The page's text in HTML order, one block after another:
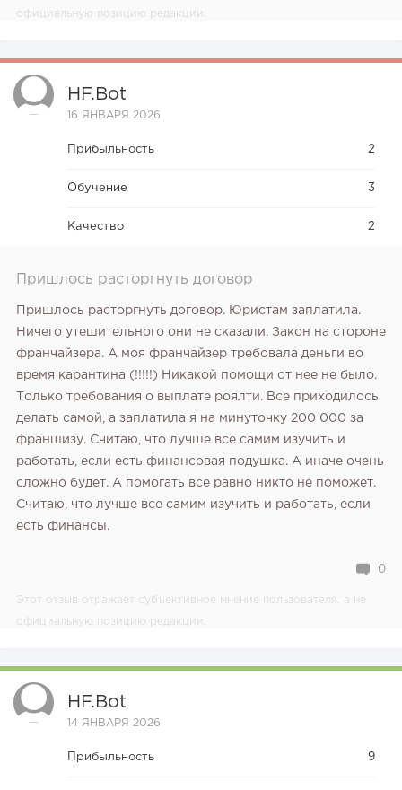
официальную позицию редакции.
HF.bot
16 ЯНВАРЯ 2026
Прибыльность 2
Обучение 3
Качество 2
Пришлось расторгнуть договор
Пришлось расторгнуть договор. Юристам заплатила.
Ничего утешительного они не сказали. Закон на стороне
франчайзера. А моя франчайзер требовала деньги во
время карантина (!!!!!) Никакой помощи от нее не было.
Только требования о выплате роялти. Все приходилось
делать самой, а заплатила я на минуточку 200 000 за
франшизу. Считаю, что лучше все самим изучить и
работать, если есть финансовая подушка. А иначе очень
сложно будет. А помогать все равно никто не поможет.
Считаю, что лучше все самим изучить и работать, если
есть финансы.
0
Этот отзыв отражает субъективное мнение пользователя, а не
официальную позицию редакции.
HF.bot
14 ЯНВАРЯ 2026
Прибыльность 9